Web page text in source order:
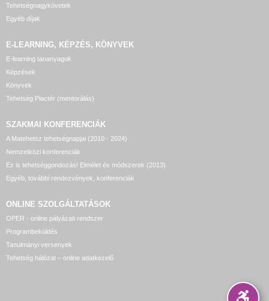
Tehetségnagykövetek
Egyéb díjak
E-LEARNING, KÉPZÉS, KÖNYVEK
E-learning tananyagok
Képzések
Könyvek
Tehetség Piactér (mentorálás)
SZAKMAI KONFERENCIÁK
A Matehetsz tehetségnapjai (2010 - 2024)
Nemzetközi konferenciák
Ez is tehetséggondozás! Elmélet és módszerek (2013)
Egyéb, további rendezvények, konferenciák
ONLINE SZOLGÁLTATÁSOK
OPER - online pályázati rendszer
Programbeküldés
Tanulmányi versenyek
Tehetség hálózat – online adatkezelő